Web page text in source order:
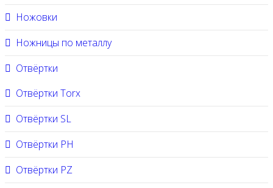
Ножовки
Ножницы по металлу
Отвёртки
Отвёртки Torx
Отвёртки SL
Отвёртки PH
Отвёртки PZ